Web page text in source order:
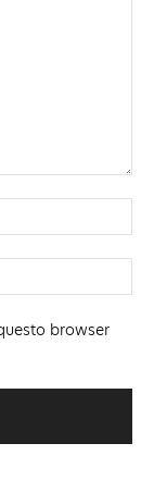
browser